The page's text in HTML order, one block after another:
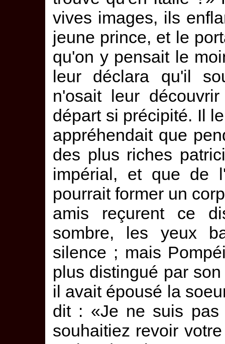
vives images, ils
jeune prince, et le
qu'on y pensait le
leur déclara qu'il
n'osait leur
départ si précipité. Il
appréhendait que
des plus riches
impérial, et que de
pourrait former un
amis reçurent ce
sombre, les yeux
silence ; mais
plus distingué par
il avait épousé la
dit : «Je ne suis pas
souhaitiez revoir